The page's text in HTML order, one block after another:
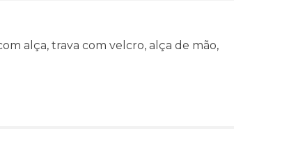
alça, trava com velcro, alça de mão,